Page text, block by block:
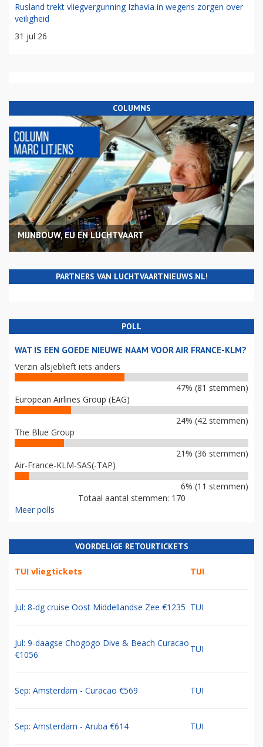
Rusland trekt vliegvergunning Izhavia in wegens zorgen over
veiligheid
31 jul 26
COLUMNS
MIJNBOUW, EU EN LUCHTVAART
PARTNERS VAN LUCHTVAARTNIEUWS.NL!
POLL
WAT IS EEN GOEDE NIEUWE NAAM VOOR AIR FRANCE-KLM?
Verzin alsjeblieft iets anders
47% (81 stemmen)
European Airlines Group (EAG)
24% (42 stemmen)
The Blue Group
21% (36 stemmen)
Air-France-KLM-SAS(-TAP)
6% (11 stemmen)
Totaal aantal stemmen: 170
Meer polls
VOORDELIGE RETOURTICKETS
TUI vliegtickets TUI
Jul: 8-dg cruise Oost Middellandse Zee €1235 TUI
Jul: 9-daagse Chogogo Dive & Beach Curacao
€1056
TUI
Sep: Amsterdam - Curacao €569 TUI
Sep: Amsterdam - Aruba €614 TUI